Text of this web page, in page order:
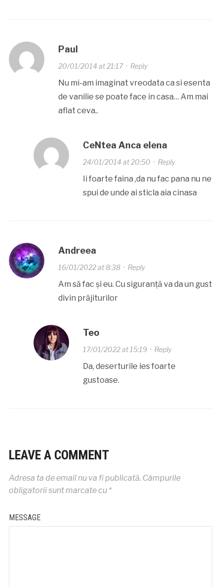
Paul
20/01/2014 at 21:17· Reply
Nu mi-am imaginat vreodata ca si esenta
de vanilie se poate face in casa… Am mai
aflat ceva..
CeNtea Anca elena
24/01/2014 at 20:50 · Reply
Ii foarte faina ,da nu fac pana nu ne
spui de unde ai sticla aia cinasa
Andreea
16/01/2022 at 8:38· Reply
Am să fac și eu. Cu siguranță va da un gust
divin prăjiturilor
Teo
17/01/2022 at 15:19· Reply
Da, deserturile ies foarte
gustoase.
LEAVE A COMMENT
Adresa ta de email nu va fi publicată. Câmpurile
obligatorii sunt marcate cu *
MESSAGE